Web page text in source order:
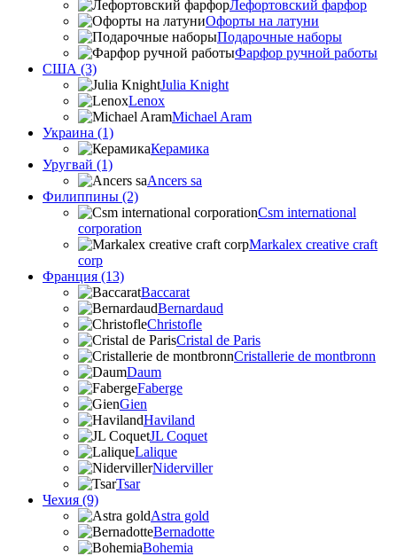
Лефортовский фарфор
Офорты на латуни
Подарочные наборы
Фарфор ручной работы
США (3)
Julia Knight
Lenox
Michael Aram
Украина (1)
Керамика
Уругвай (1)
Ancers sa
Филиппины (2)
Csm international
corporation
Markalex creative craft
corp
Франция (13)
Baccarat
Bernardaud
Christofle
Cristal de Paris
Cristallerie de montbronn
Daum
Faberge
Gien
Haviland
JL Coquet
Lalique
Niderviller
Tsar
Чехия (9)
Astra gold
Bernadotte
Bohemia